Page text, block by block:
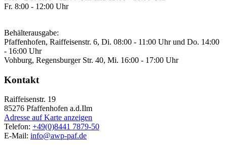
Fr. 8:00 - 12:00 Uhr
Behälterausgabe:
Pfaffenhofen, Raiffeisenstr. 6, Di. 08:00 - 11:00 Uhr und Do. 14:00
- 16:00 Uhr
Vohburg, Regensburger Str. 40, Mi. 16:00 - 17:00 Uhr
Kontakt
Raiffeisenstr. 19
85276 Pfaffenhofen a.d.Ilm
Adresse auf Karte anzeigen
Telefon: +49(0)8441 7879-50
E-Mail: info@awp-paf.de